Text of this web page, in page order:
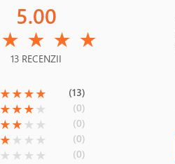
5.00
★ ★ ★ ★
13 RECENZII
(*)
★(*)
★(*)
★(*)
★ (13)
(*)
★(*)
★(*)
★ ( )
★ (0)
(*)
★(*)
★ ( )
★ ( )
★ (0)
(*)
★ ( )
★ ( )
★ ( )
★ (0)
( )
★ ( )
★ ( )
★ ( )
★ (0)